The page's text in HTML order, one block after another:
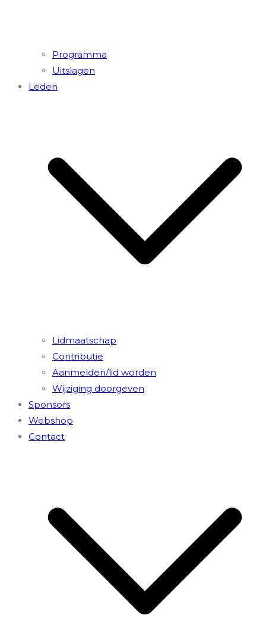
Programma
Uitslagen
Leden
Lidmaatschap
Contributie
Aanmelden/lid worden
Wijziging doorgeven
Sponsors
Webshop
Contact